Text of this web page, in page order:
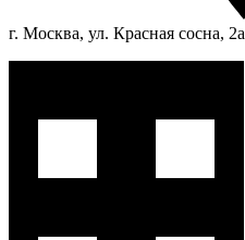
г. Москва, ул. Красная сосна, 2а